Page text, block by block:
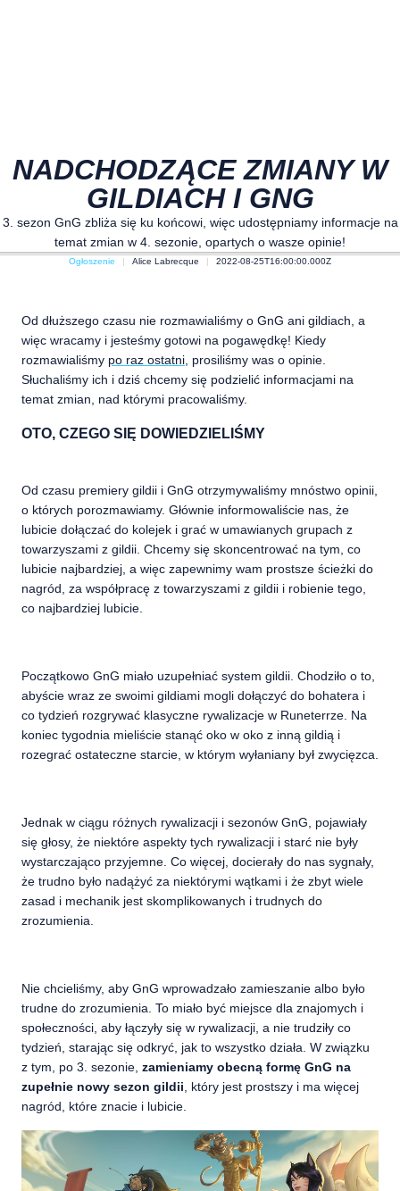
NADCHODZĄCE ZMIANY W
GILDIACH I GNG
3. sezon GnG zbliża się ku końcowi, więc udostępniamy informacje na
temat zmian w 4. sezonie, opartych o wasze opinie!
Ogłoszenie Alice Labrecque 2022-08-25T16:00:00.000Z
Od dłuższego czasu nie rozmawialiśmy o GnG ani gildiach, a
więc wracamy i jesteśmy gotowi na pogawędkę! Kiedy
rozmawialiśmy po raz ostatni , prosiliśmy was o opinie.
Słuchaliśmy ich i dziś chcemy się podzielić informacjami na
temat zmian, nad którymi pracowaliśmy.
OTO, CZEGO SIĘ DOWIEDZIELIŚMY
Od czasu premiery gildii i GnG otrzymywaliśmy mnóstwo opinii,
o których porozmawiamy. Głównie informowaliście nas, że
lubicie dołączać do kolejek i grać w umawianych grupach z
towarzyszami z gildii. Chcemy się skoncentrować na tym, co
lubicie najbardziej, a więc zapewnimy wam prostsze ścieżki do
nagród, za współpracę z towarzyszami z gildii i robienie tego,
co najbardziej lubicie.
Początkowo GnG miało uzupełniać system gildii. Chodziło o to,
abyście wraz ze swoimi gildiami mogli dołączyć do bohatera i
co tydzień rozgrywać klasyczne rywalizacje w Runeterrze. Na
koniec tygodnia mieliście stanąć oko w oko z inną gildią i
rozegrać ostateczne starcie, w którym wyłaniany był zwycięzca.
Jednak w ciągu różnych rywalizacji i sezonów GnG, pojawiały
się głosy, że niektóre aspekty tych rywalizacji i starć nie były
wystarczająco przyjemne. Co więcej, docierały do nas sygnały,
że trudno było nadążyć za niektórymi wątkami i że zbyt wiele
zasad i mechanik jest skomplikowanych i trudnych do
zrozumienia.
Nie chcieliśmy, aby GnG wprowadzało zamieszanie albo było
trudne do zrozumienia. To miało być miejsce dla znajomych i
społeczności, aby łączyły się w rywalizacji, a nie trudziły co
tydzień, starając się odkryć, jak to wszystko działa. W związku
z tym, po 3. sezonie, zamieniamy obecną formę GnG na
zupełnie nowy sezon gildii , który jest prostszy i ma więcej
nagród, które znacie i lubicie.